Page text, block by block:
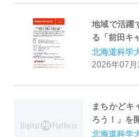
地域で活躍
る「前田キ
北海道科学
2026年07
まちかどキ
ろう！」を
北海道科学